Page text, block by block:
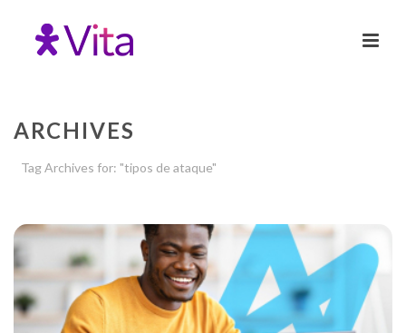
ARCHIVES
Tag Archives for: "tipos de ataque"